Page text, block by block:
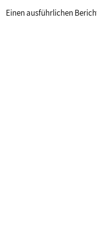
Einen ausführlichen